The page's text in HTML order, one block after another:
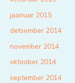
jaanuar 2015
detsember 2014
november 2014
oktoober 2014
september 2014